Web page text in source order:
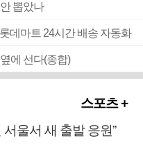
뽑았나
데마트 24시간 배송 자동화
에 선다(종합)
스포츠 +
서울서 새 출발 응원”